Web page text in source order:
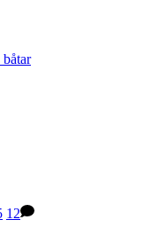
båtar
12